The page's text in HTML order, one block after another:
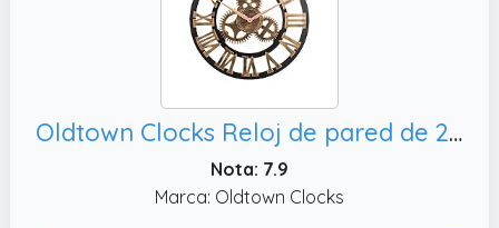
Oldtown Clocks Reloj de pared de 28 pulgadas estilo steampunk vintage retro para decoración del hogar (28 pulgadas, romano antibronce) *Nota: los engranajes decorativos no se mueven*
Nota: 7.9
Marca: Oldtown Clocks